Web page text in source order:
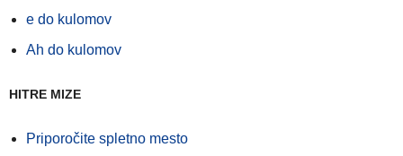
e do kulomov
Ah do kulomov
HITRE MIZE
Priporočite spletno mesto